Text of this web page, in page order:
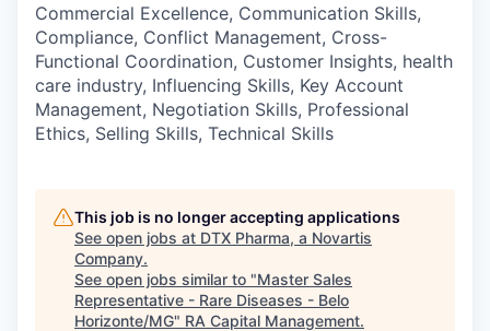
Commercial Excellence, Communication Skills,
Compliance, Conflict Management, Cross-
Functional Coordination, Customer Insights, health
care industry, Influencing Skills, Key Account
Management, Negotiation Skills, Professional
Ethics, Selling Skills, Technical Skills
This job is no longer accepting applications
See open jobs at DTX Pharma, a Novartis
Company.
See open jobs similar to "Master Sales
Representative - Rare Diseases - Belo
Horizonte/MG" RA Capital Management.